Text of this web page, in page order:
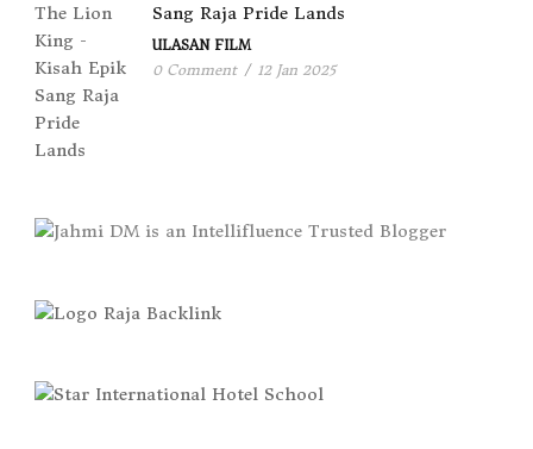
Sang Raja Pride Lands
ULASAN FILM
0 Comment / 12 Jan 2025